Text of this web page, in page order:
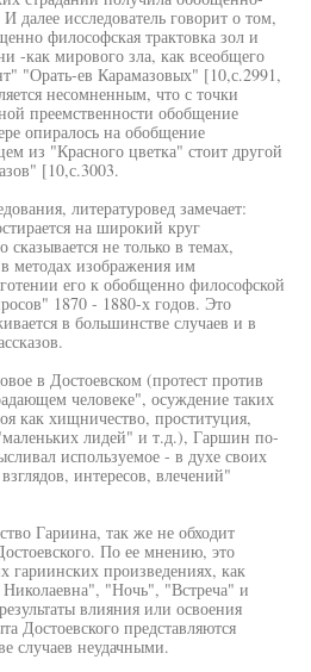
далее исследователь говорит о том,
философская трактовка зол и
-как мирового зла, как всеобщего
"Орать-ев Карамазовых" [10,с.2991,
несомненным, что с точки
преемственности обобщение
опиралось на обобщение
из "Красного цветка" стоит другой
[10,с.3003.
литературовед замечает:
на широкий круг
не только в темах,
методах изображения им
его к обобщенно философской
1870 - 1880-х годов. Это
в большинстве случаев и в
в Достоевском (протест против
человеке", осуждение таких
как хищничество, проституция,
лидей" и т.д.), Гаршин по-
используемое - в духе своих
интересов, влечений"
Гариина, так же не обходит
По ее мнению, это
гариинских произведениях, как
"Ночь", "Встреча" и
влияния или освоения
Достоевского представляются
случаев неудачными.